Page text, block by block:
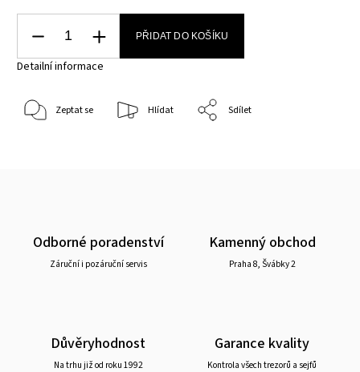
PŘIDAT DO KOŠÍKU
Detailní informace
Zeptat se Hlídat Sdílet
Odborné poradenství
Záruční i pozáruční servis
Kamenný obchod
Praha 8, Švábky 2
Důvěryhodnost
Na trhu již od roku 1992
Garance kvality
Kontrola všech trezorů a sejfů